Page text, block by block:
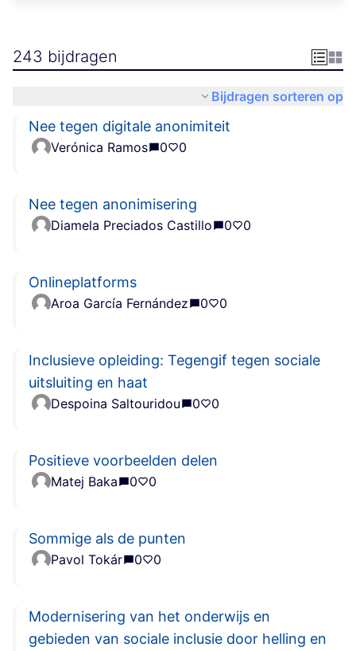
243 bijdragen
Bijdragen sorteren op
Nee tegen digitale anonimiteit
Verónica Ramos 0 0
Nee tegen anonimisering
Diamela Preciados Castillo 0 0
Onlineplatforms
Aroa García Fernández 0 0
Inclusieve opleiding: Tegengif tegen sociale
uitsluiting en haat
Despoina Saltouridou 0 0
Positieve voorbeelden delen
Matej Baka 0 0
Sommige als de punten
Pavol Tokár 0 0
Modernisering van het onderwijs en
gebieden van sociale inclusie door helling en